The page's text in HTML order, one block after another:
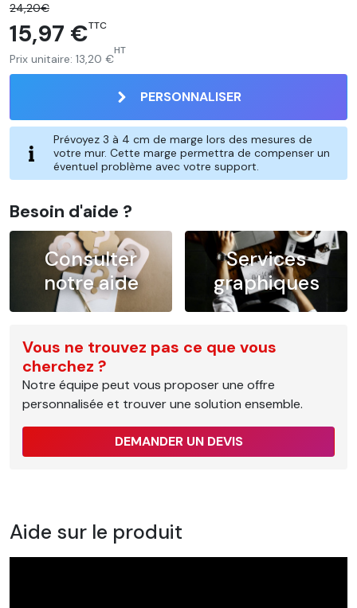
24,20€
15,97 €TTC
Prix unitaire: 13,20 €
HT
PERSONNALISER
Prévoyez 3 à 4 cm de marge lors des mesures de
votre mur. Cette marge permettra de compenser un
éventuel problème avec votre support.
Besoin d'aide ?
Consulter
notre aide
Services
graphiques
Vous ne trouvez pas ce que vous
cherchez ?
Notre équipe peut vous proposer une offre
personnalisée et trouver une solution ensemble.
DEMANDER UN DEVIS
Aide sur le produit